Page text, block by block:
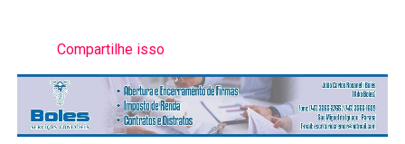
Compartilhe isso